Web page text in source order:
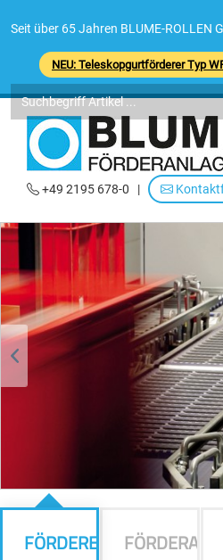
Seit über 65 Jahren BLUME-ROLLEN
NEU: Teleskopgurtförderer Typ
+49 2195 678-0 |
FÖRDERELEMENTE